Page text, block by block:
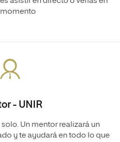
- UNIR
solo. Un mentor realizará un
y te ayudará en todo lo que